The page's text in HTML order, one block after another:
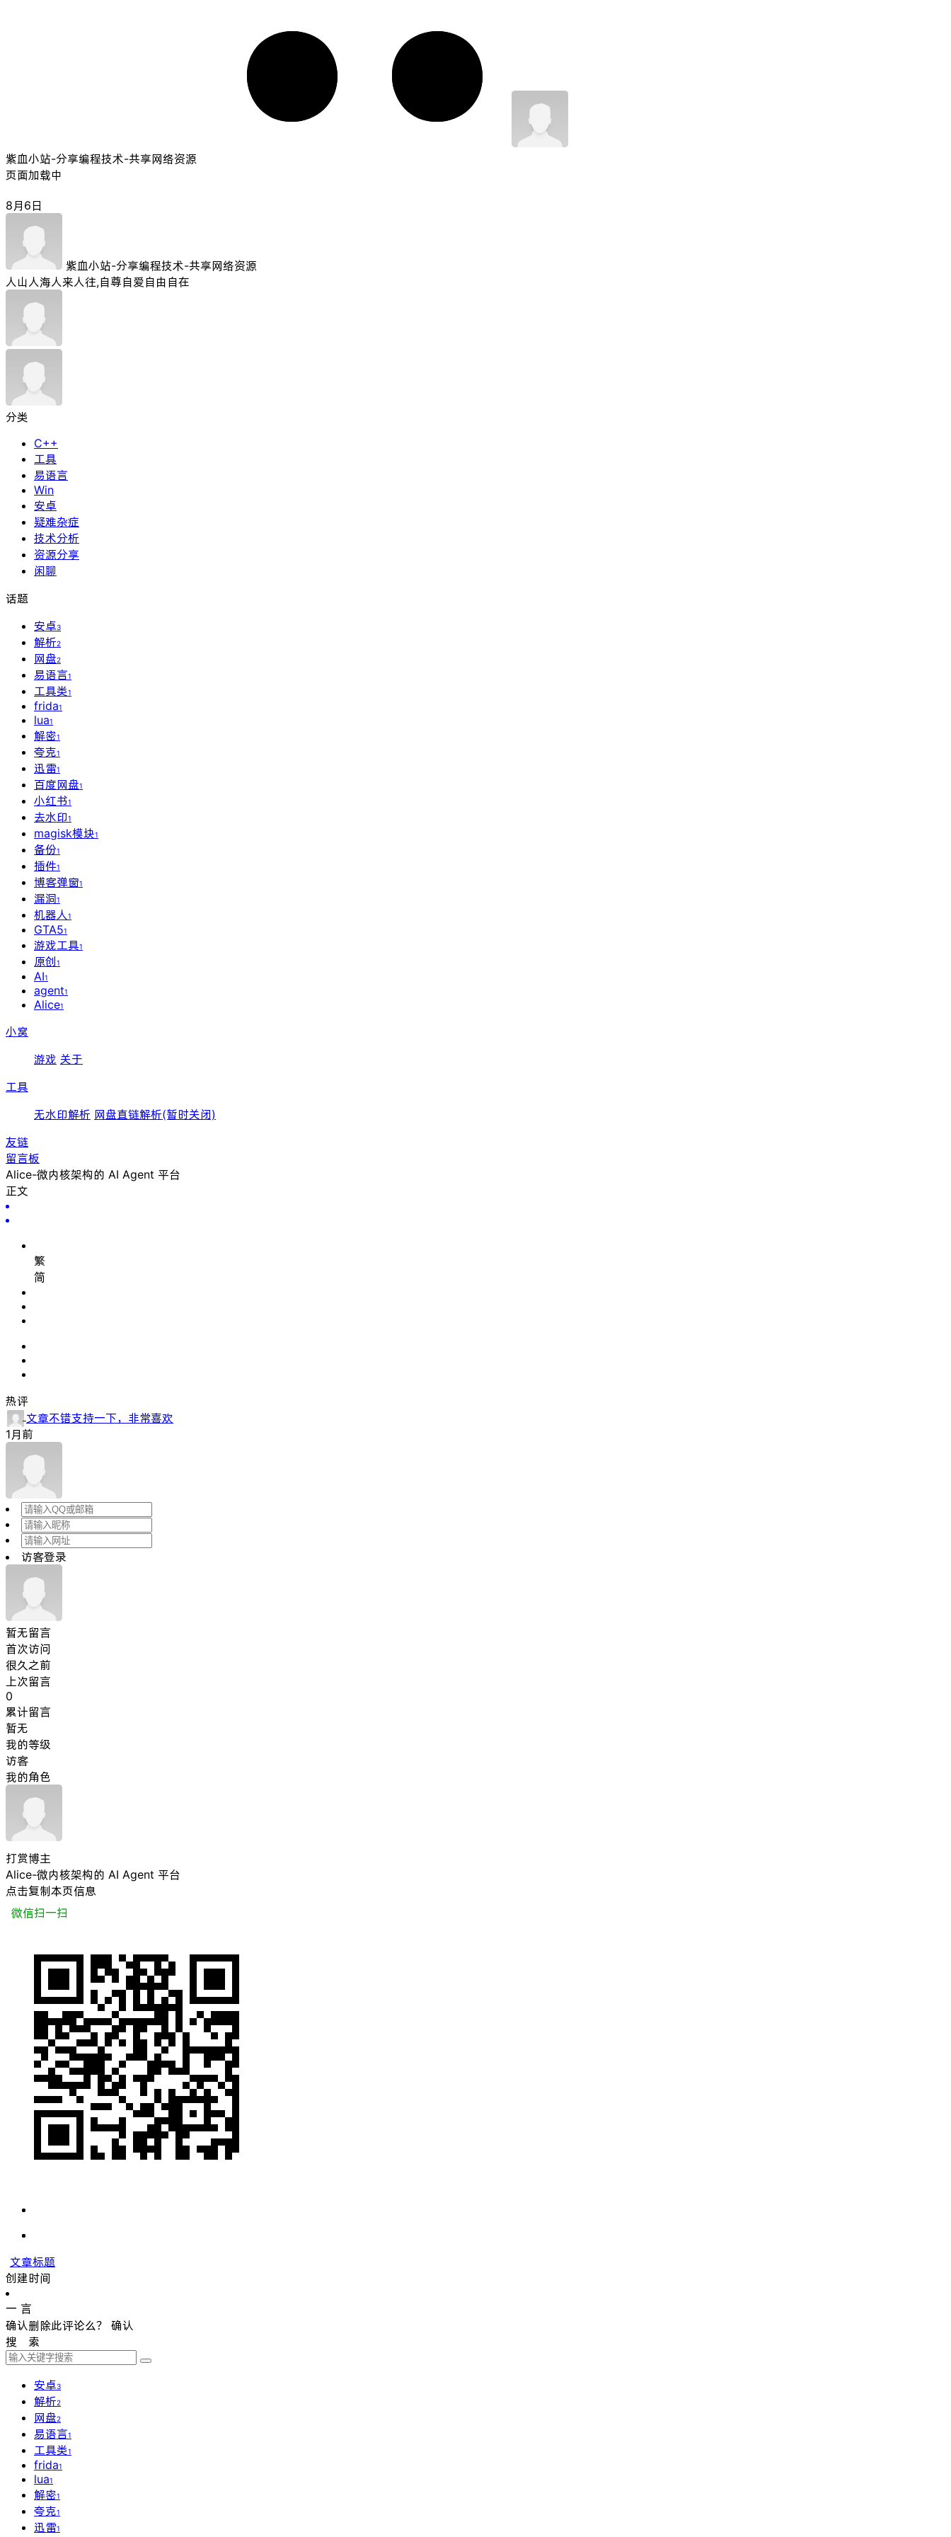
紫血小站-分享编程技术-共享网络资源
页面加载中
8月6日
紫血小站-分享编程技术-共享网络资源
人山人海人来人往,自尊自爱自由自在
分类
C++
工具
易语言
Win
安卓
疑难杂症
技术分析
资源分享
闲聊
话题
安卓3
解析2
网盘2
易语言1
工具类1
frida1
lua1
解密1
夸克1
迅雷1
百度网盘1
小红书1
去水印1
magisk模块1
备份1
插件1
博客弹窗1
漏洞1
机器人1
GTA51
游戏工具1
原创 1
AI1
agent1
Alice1
小窝
游戏 关于
工具
无水印解析 网盘直链解析(暂时关闭)
友链
留言板
Alice-微内核架构的 AI Agent 平台
正文
繁
简
热评
文章不错支持一下，非常喜欢
1月前
访客登录
暂无留言
首次访问
很久之前
上次留言
0
累计留言
暂无
我的等级
访客
我的角色
打赏博主
Alice-微内核架构的 AI Agent 平台
点击复制本页信息
微信扫一扫
文章标题
创建时间
一 言
确认删除此评论么？
确认
搜 索
安卓3
解析2
网盘2
易语言1
工具类1
frida1
lua1
解密1
夸克1
迅雷1